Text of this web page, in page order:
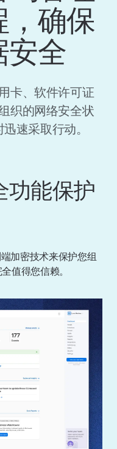
，确保
安全
卡、软件许可证
织的网络安全状
速采取行动。
功能保护
加密技术来保护您组
值得您信赖。